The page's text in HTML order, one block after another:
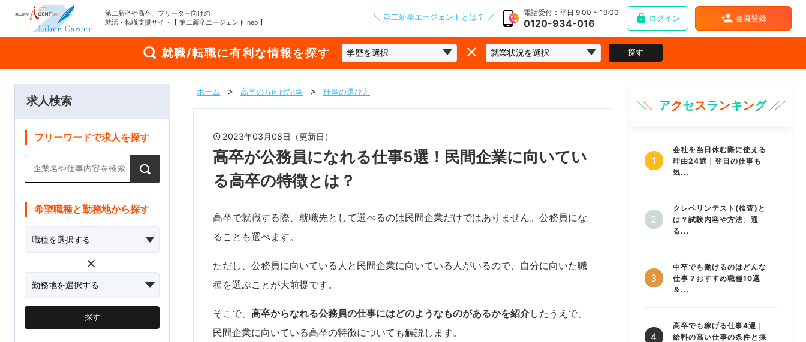
第二新卒や高卒、フリーター向けの
就活・転職支援サイト【 第二新卒エージェント neo 】
＼ 第二新卒エージェントとは？ ／ 電話受付：平日 9:00 ~ 19:00
0120-934-016 ログイン 会員登録
就職/転職に有利な情報を探す 探す
求人検索
フリーワードで求人を探す
希望職種と勤務地から探す
探す
ホーム 高卒の方向け記事 仕事の選び方
2023年03月08日（更新日）
高卒が公務員になれる仕事5選！民間企業に向いてい
る高卒の特徴とは？
高卒で就職する際、就職先として選べるのは民間企業だけではありません。公務員にな
ることも選べます。
ただし、公務員に向いている人と民間企業に向いている人がいるので、自分に向いた職
種を選ぶことが大前提です。
そこで、高卒からなれる公務員の仕事にはどのようなものがあるかを紹介したうえで、
民間企業に向いている高卒の特徴についても解説します。
アクセスランキング
会社を当日休む際に使える
理由24選｜翌日の仕事も
気...
クレペリンテスト(検査)と
は？試験内容や方法、通
る...
中卒でも働けるのはどんな
仕事？おすすめ職種10選
＆...
高卒でも稼げる仕事4選｜
給料の高い仕事の条件と採